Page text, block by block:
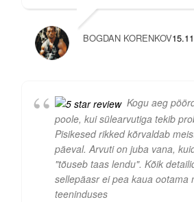
BOGDAN KORENKOV
Kogu aeg
poole, kui sülearvutiga tekib
Pisikesed rikked kõrvaldab
päeval. Arvuti on juba vana,
"tõuseb taas lendu". Kõik
sellepäasr ei pea kaua ootama
teeninduses